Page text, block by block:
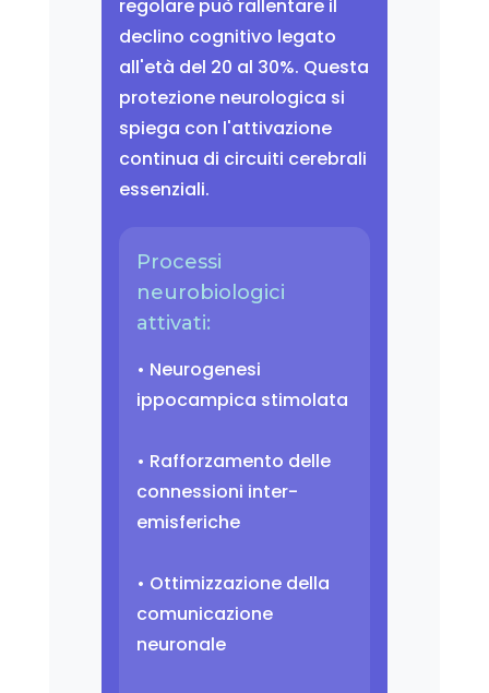
regolare può rallentare il
declino cognitivo legato
all'età del 20 al 30%. Questa
protezione neurologica si
spiega con l'attivazione
continua di circuiti cerebrali
essenziali.
Processi
neurobiologici
attivati:
• Neurogenesi
ippocampica stimolata
• Rafforzamento delle
connessioni inter-
emisferiche
• Ottimizzazione della
comunicazione
neuronale